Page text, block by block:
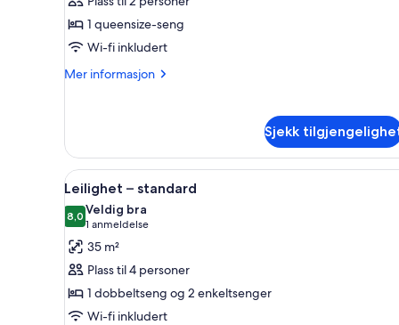
1
queensize-
1 queensize-seng
Wi-fi inkludert
Mer informasjon
Mer
queensize-
seng
Sjekk
Åpne
alle
bildene
av
Leilighet
–
standard
6
Leilighet – standard
8,08,0 av 10
Veldig bra
1 anmeldelse
(1
anmeldelse)
35 m²
Plass til 4 personer
1 dobbeltseng og 2 enkeltsenger
Wi-fi inkludert